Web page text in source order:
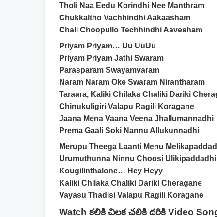
Tholi Naa Eedu Korindhi Nee Manthram
Chukkaltho Vachhindhi Aakaasham
Chali Choopullo Techhindhi Aavesham
Priyam Priyam… Uu UuUu
Priyam Priyam Jathi Swaram
Parasparam Swayamvaram
Naram Naram Oke Swaram Nirantharam
Taraara, Kaliki Chilaka Chaliki Dariki
Chinukuligiri Valapu Ragili Koragane
Jaana Mena Vaana Veena Jhallumannadhi
Prema Gaali Soki Nannu Allukunnadhi
Merupu Theega Laanti Menu
Urumuthunna Ninnu Choosi Ulikipaddadhi
Kougilinthalone… Hey Heyy
Kaliki Chilaka Chaliki Dariki Cheragane
Vayasu Thadisi Valapu Ragili Koragane
Watch కలికి చిలక చలికి దరికి Video